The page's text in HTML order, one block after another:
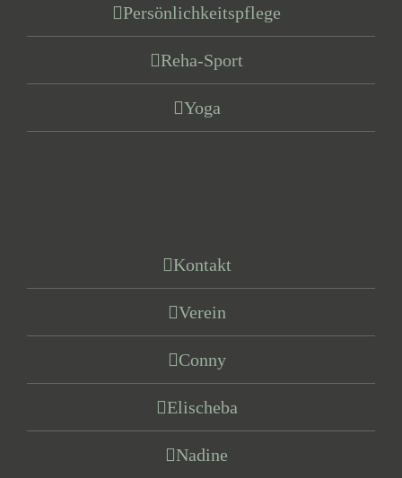
Persönlichkeitspflege
Reha-Sport
Yoga
Kontakt
Verein
Conny
Elischeba
Nadine